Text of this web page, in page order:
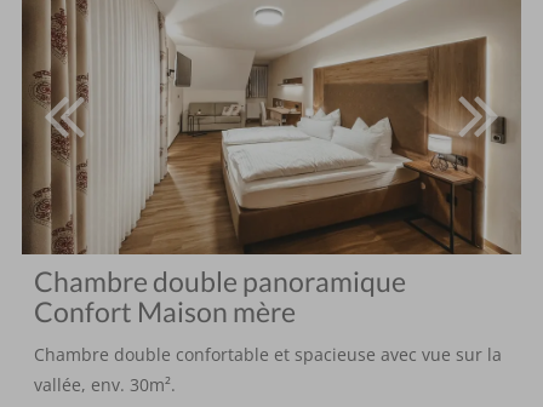
Chambre double panoramique
Confort Maison mère
Chambre double confortable et spacieuse avec vue sur la
vallée, env. 30m².